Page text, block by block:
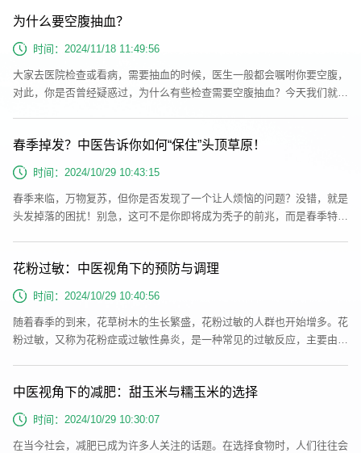
这些问题。一、什么是肠化？肠化是肠上皮化生的简称，指的是胃黏膜由
于长期慢性炎症损伤导致正常细胞被肠型细胞替代，这是胃黏膜常见的病
变之一。...
为什么要空腹抽血？
时间：2024/11/18 11:49:56
大家去医院检查或看病，需要抽血的时候，医生一般都会嘱咐你要空腹，
对此，你是否曾经疑惑过，为什么有些检查需要空腹抽血？今天我们就来
空腹抽血要求至少禁食8小时，以12至14小时为宜，但不宜超过16小时。
通常建议在早晨7:00至9:00之间进行抽血。需要注意的是，前一天的晚餐
后禁食8小时才...
春季掉发？中医告诉你如何“保住”头顶草原！
时间：2024/10/29 10:43:15
春季来临，万物复苏，但你是否发现了一个让人烦恼的问题？没错，就是
头发掉落的困扰！别急，这可不是你即将成为秃子的前兆，而是春季特有
春季容易出现头发掉落的情况。据中医理论，春季是阳气升发的季节，肝
气旺盛而肾气相对不足。这种阴阳失衡会影响到头发生长，导致掉发现
象。此外，春季...
花粉过敏：中医视角下的预防与调理
时间：2024/10/29 10:40:56
随着春季的到来，花草树木的生长繁盛，花粉过敏的人群也开始增多。花
粉过敏，又称为花粉症或过敏性鼻炎，是一种常见的过敏反应，主要由花
体的抵抗力，从根本上解决过敏问题。一、花粉过敏的症状花粉过敏的症
状主要包括：1. 鼻塞、流涕：常表现为打喷嚏、鼻塞、流清水样的涕
液，严重时甚至会...
中医视角下的减肥：甜玉米与糯玉米的选择
时间：2024/10/29 10:30:07
在当今社会，减肥已成为许多人关注的话题。在选择食物时，人们往往会